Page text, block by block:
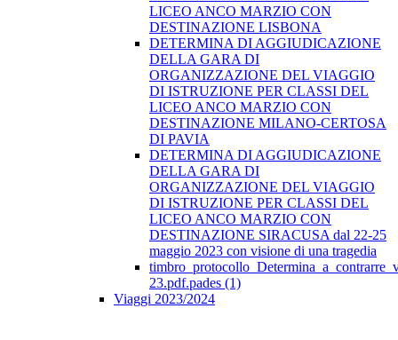
LICEO ANCO MARZIO CON
DESTINAZIONE LISBONA
DETERMINA DI AGGIUDICAZIONE
DELLA GARA DI
ORGANIZZAZIONE DEL VIAGGIO
DI ISTRUZIONE PER CLASSI DEL
LICEO ANCO MARZIO CON
DESTINAZIONE MILANO-CERTOSA
DI PAVIA
DETERMINA DI AGGIUDICAZIONE
DELLA GARA DI
ORGANIZZAZIONE DEL VIAGGIO
DI ISTRUZIONE PER CLASSI DEL
LICEO ANCO MARZIO CON
DESTINAZIONE SIRACUSA dal 22-25
maggio 2023 con visione di una tragedia
23.pdf.pades (1)
Viaggi 2023/2024